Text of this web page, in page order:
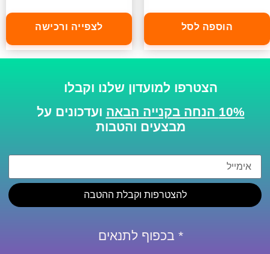
הוספה לסל לצפייה ורכישה
הצטרפו למועדון שלנו וקבלו
10% הנחה בקנייה הבאה
ועדכונים על
מבצעים והטבות
להצטרפות וקבלת ההטבה
* בכפוף לתנאים